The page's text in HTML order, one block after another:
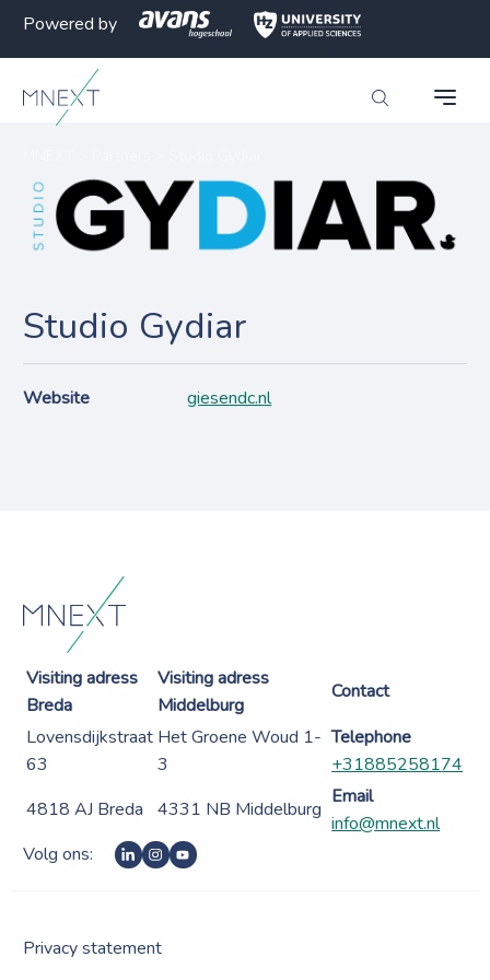
Powered by
Studio Gydiar
Website giesendc.nl
Visiting adress
Breda
Visiting adress
Middelburg
Contact
Lovensdijkstraat
63
Het Groene Woud 1-
3
Telephone
+31885258174
4818 AJ Breda
4331 NB Middelburg
Email
info@mnext.nl
Volg ons:
Privacy statement